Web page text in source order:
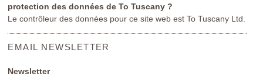
protection des données de To Tuscany ?
Le contrôleur des données pour ce site web est To Tuscany Ltd.
EMAIL NEWSLETTER
Newsletter